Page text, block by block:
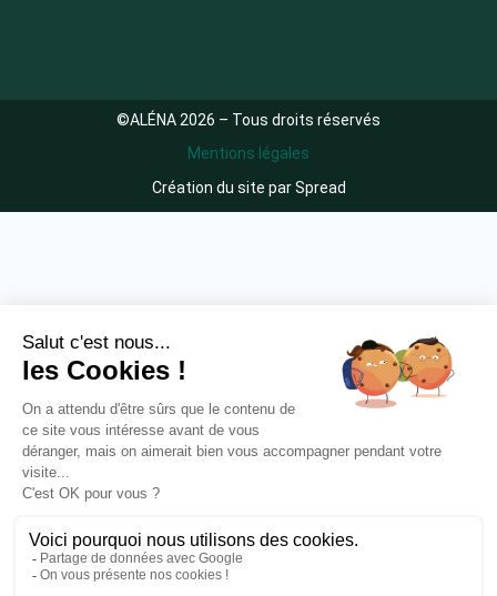
©ALÉNA 2026 – Tous droits réservés
Mentions légales
Création du site par Spread